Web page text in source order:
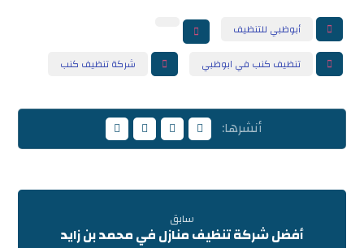
أبوظبي للتنظيف
تنظيف كنب في ابوظبي
شركة تنظيف كنب
سابق
أفضل شركة تنظيف منازل في محمد بن زايد